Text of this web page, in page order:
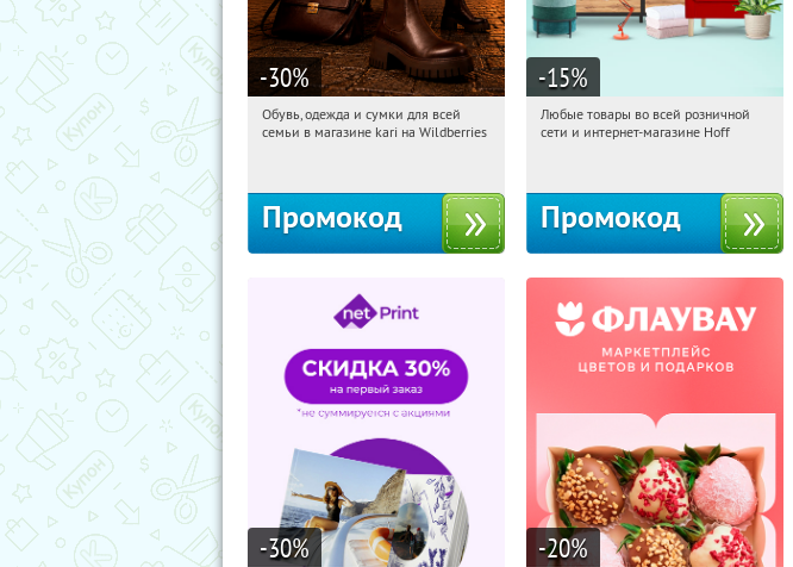
-30%
12:40:11 Получили:
Обувь, одежда и сумки для всей
семьи в магазине kari на Wildberries
Промокод
-15%
12:40:11 Получили:
Любые товары во всей розничной
сети и интернет-магазине Hoff
Промокод
-30% -20%